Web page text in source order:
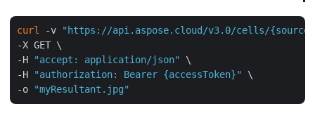
curl -v "https://api.aspose.cloud/v3.0/cells/
-X GET \
-H "accept: application/json" \
-H "authorization: Bearer {accessToken}" \
-o "myResultant.jpg"